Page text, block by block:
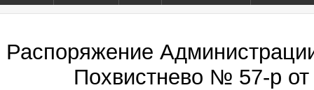
Распоряжение Администрации
Похвистнево № 57-р от